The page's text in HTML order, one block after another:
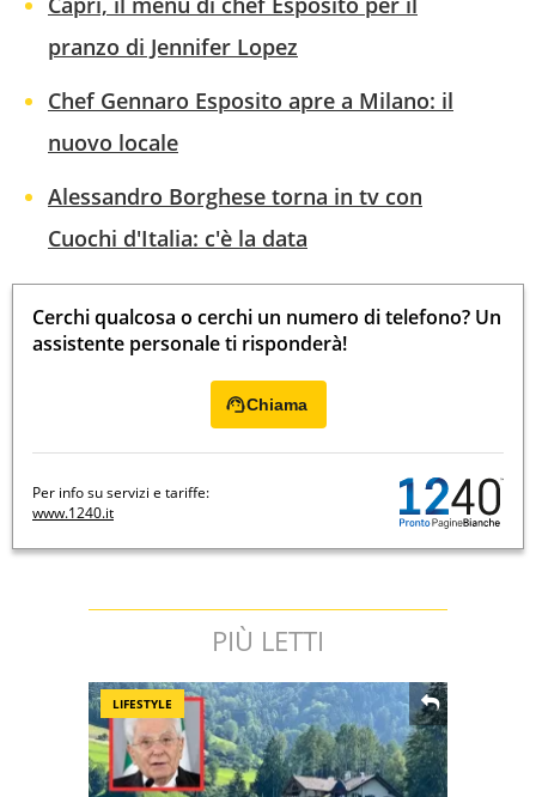
pranzo di Jennifer Lopez
Chef Gennaro Esposito apre a Milano: il
nuovo locale
Alessandro Borghese torna in tv con
Cuochi d'Italia: c'è la data
Cerchi qualcosa o cerchi un numero di telefono? Un
assistente personale ti risponderà!
Chiama
Per info su servizi e tariffe:
www.1240.it
PIÙ LETTI
LIFESTYLE